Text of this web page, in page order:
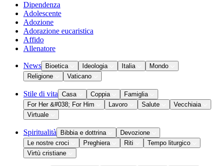
Dipendenza
Adolescente
Adozione
Adorazione eucaristica
Affido
Allenatore
News Bioetica Ideologia Italia
Mondo
Religione
Vaticano
Stile di vita Casa Coppia
Famiglia
For Her &#038; For Him
Lavoro Salute
Vecchiaia
Virtuale
Spiritualità Bibbia e dottrina
Devozione
Le nostre croci
Preghiera Riti
Tempo liturgico
Virtù cristiane